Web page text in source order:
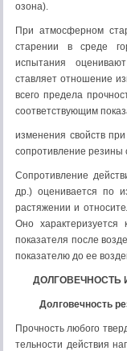
озона).
При атмосферном
старении в среде
испытания
ставляет отношение
всего предела
соответствующим
изменения свойств
сопротивление резины
Сопротивление
др.) оценивается по
растяжении и
Оно
показателя после
показателю до ее
ДОЛГОВЕЧНОСТЬ
Долговечность
Прочность любого
тельности действия